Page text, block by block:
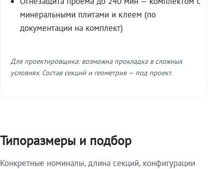
минеральными плитами и клеем (по
документации на комплект)
Для проектировщика: возможна прокладка в сложных
условиях. Состав секций и геометрия — под проект.
Типоразмеры и подбор
Конкретные номиналы, длина секций, конфигурации